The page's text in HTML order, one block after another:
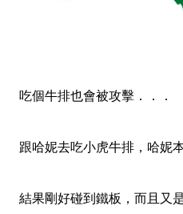
吃個牛排也會被攻擊．．．
跟哈妮去吃小虎牛排，哈妮
結果剛好碰到鐵板，而且又